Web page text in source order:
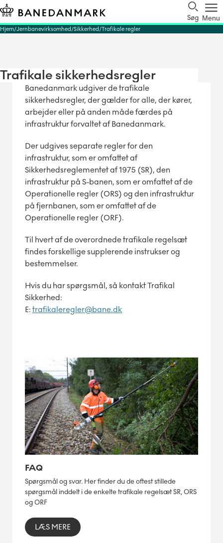
Søg Menu
Hjem Jernbanevirksomhed Sikkerhed Trafikale regler
Trafikale sikkerhedsregler
Banedanmark udgiver de trafikale
sikkerhedsregler, der gælder for alle, der kører,
arbejder eller på anden måde færdes på
infrastruktur forvaltet af Banedanmark.
Der udgives separate regler for den
infrastruktur, som er omfattet af
Sikkerhedsreglementet af 1975 (SR), den
infrastruktur på S-banen, som er omfattet af de
Operationelle regler (ORS) og den infrastruktur
på fjernbanen, som er omfattet af de
Operationelle regler (ORF).
Til hvert af de overordnede trafikale regelsæt
findes forskellige supplerende instrukser og
bestemmelser.
Hvis du har spørgsmål, så kontakt Trafikal
Sikkerhed:
E: trafikaleregler@bane.dk
FAQ
Spørgsmål og svar. Her finder du de oftest stillede
spørgsmål inddelt i de enkelte trafikale regelsæt SR, ORS
og ORF
LÆS MERE